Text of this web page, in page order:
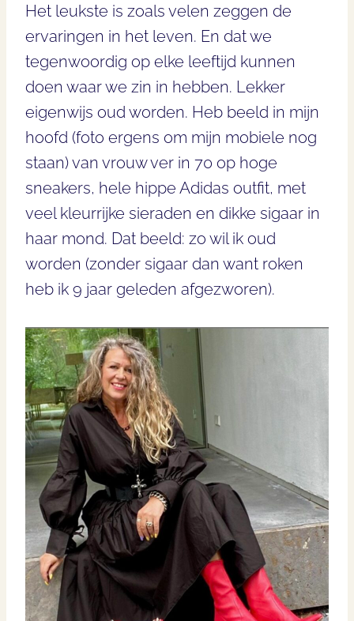
Het leukste is zoals velen zeggen de
ervaringen in het leven. En dat we
tegenwoordig op elke leeftijd kunnen
doen waar we zin in hebben. Lekker
eigenwijs oud worden. Heb beeld in mijn
hoofd (foto ergens om mijn mobiele nog
staan) van vrouw ver in 70 op hoge
sneakers, hele hippe Adidas outfit, met
veel kleurrijke sieraden en dikke sigaar in
haar mond. Dat beeld: zo wil ik oud
worden (zonder sigaar dan want roken
heb ik 9 jaar geleden afgezworen).